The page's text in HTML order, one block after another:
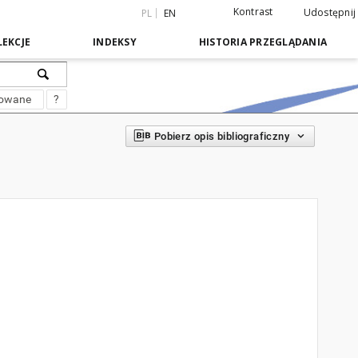
PL EN Kontrast Udostępnij
INDEKSY HISTORIA PRZEGLĄDANIA
?
Pobierz opis bibliograficzny